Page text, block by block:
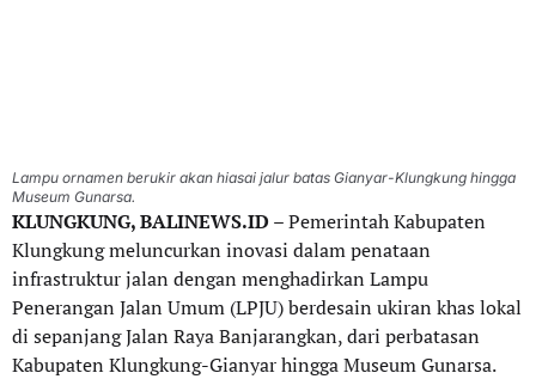
Lampu ornamen berukir akan hiasai jalur batas Gianyar-Klungkung hingga
Museum Gunarsa.
KLUNGKUNG, BALINEWS.ID –Pemerintah Kabupaten
Klungkung meluncurkan inovasi dalam penataan
infrastruktur jalan dengan menghadirkan Lampu
Penerangan Jalan Umum (LPJU) berdesain ukiran khas lokal
di sepanjang Jalan Raya Banjarangkan, dari perbatasan
Kabupaten Klungkung-Gianyar hingga Museum Gunarsa.